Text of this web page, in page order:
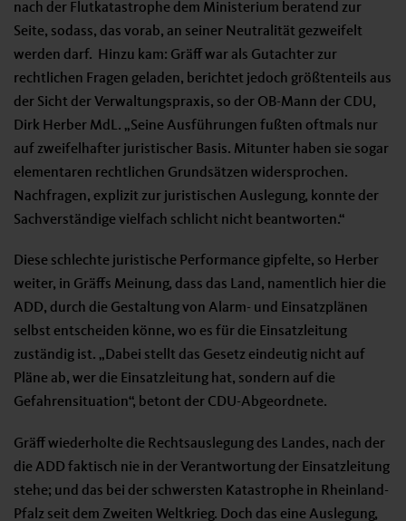
nach der Flutkatastrophe dem Ministerium beratend zur
Seite, sodass, das vorab, an seiner Neutralität gezweifelt
werden darf. Hinzu kam: Gräff war als Gutachter zur
rechtlichen Fragen geladen, berichtet jedoch größtenteils aus
der Sicht der Verwaltungspraxis, so der OB-Mann der CDU,
Dirk Herber MdL. „Seine Ausführungen fußten oftmals nur
auf zweifelhafter juristischer Basis. Mitunter haben sie sogar
elementaren rechtlichen Grundsätzen widersprochen.
Nachfragen, explizit zur juristischen Auslegung, konnte der
Sachverständige vielfach schlicht nicht beantworten.“
Diese schlechte juristische Performance gipfelte, so Herber
weiter, in Gräffs Meinung, dass das Land, namentlich hier die
ADD, durch die Gestaltung von Alarm- und Einsatzplänen
selbst entscheiden könne, wo es für die Einsatzleitung
zuständig ist. „Dabei stellt das Gesetz eindeutig nicht auf
Pläne ab, wer die Einsatzleitung hat, sondern auf die
Gefahrensituation“, betont der CDU-Abgeordnete.
Gräff wiederholte die Rechtsauslegung des Landes, nach der
die ADD faktisch nie in der Verantwortung der Einsatzleitung
stehe; und das bei der schwersten Katastrophe in Rheinland-
Pfalz seit dem Zweiten Weltkrieg. Doch das eine Auslegung,